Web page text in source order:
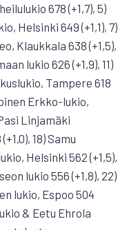
678 (+1,7), 5)
Helsinki 649 (+1,1), 7)
Klaukkala 638 (+1,5),
lukio 626 (+1,9), 11)
Tampere 618
Erkko-lukio,
Linjamäki
18) Samu
Helsinki 562 (+1,5),
lukio 556 (+1,8), 22)
lukio, Espoo 504
& Eetu Ehrola